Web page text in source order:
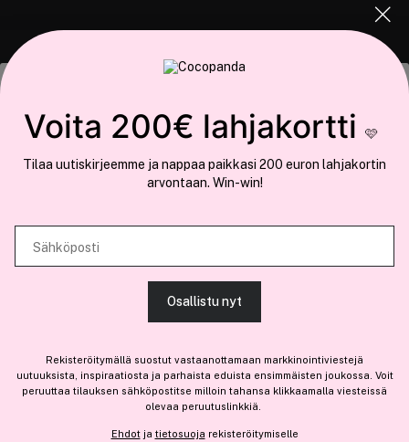
Tämä sivusto käyttää evästeitä
Käytämme evästeitä tarjoamamme sisällön ja mainosten
räätälöimiseen, sosiaalisen median ominaisuuksien tukemiseen ja
käytät sivustoamme. Kumppanimme voivat yhdistää näitä tietoja muihin
Meistä
Jos haluat henkilökohtaista neuvoa ammattitason hiustuotteista,
Voita 200€ lahjakortti 🩷
Tilaa uutiskirjeemme ja nappaa paikkasi 200 euron lahjakortin
arvontaan. Win-win!
Sähköposti
Osallistu nyt
Rekisteröitymällä suostut vastaanottamaan markkinointiviestejä
uutuuksista, inspiraatiosta ja parhaista eduista ensimmäisten joukossa. Voit
peruuttaa tilauksen sähköpostitse milloin tahansa klikkaamalla viesteissä
olevaa peruutuslinkkiä.
Ehdotja tietosuoja rekisteröitymiselle